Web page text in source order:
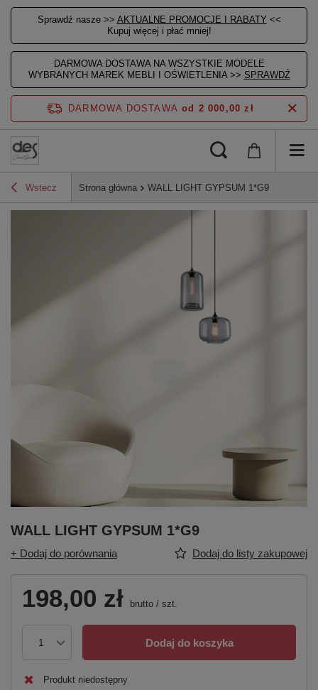
Sprawdź nasze >> AKTUALNE PROMOCJE I RABATY <<
Kupuj więcej i płać mniej!
DARMOWA DOSTAWA NA WSZYSTKIE MODELE
WYBRANYCH MAREK MEBLI I OŚWIETLENIA >> SPRAWDŹ
DARMOWA DOSTAWA od 2 000,00 zł
Wstecz Strona główna WALL LIGHT GYPSUM 1*G9
WALL LIGHT GYPSUM 1*G9
+ Dodaj do porównania Dodaj do listy zakupowej
198,00 zł brutto / szt.
Dodaj do koszyka
Produkt niedostępny